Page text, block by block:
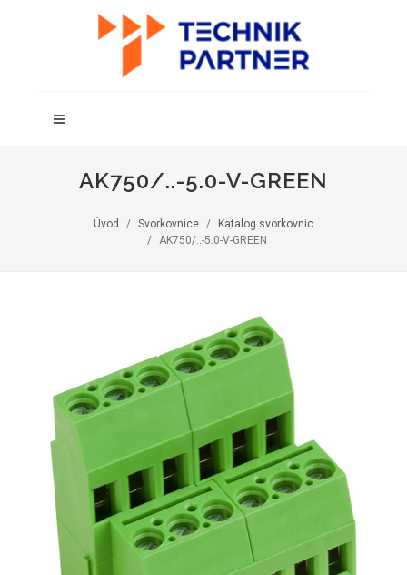
AK750/..-5.0-V-GREEN
Úvod Svorkovnice
Katalog svorkovnic
AK750/..-5.0-V-GREEN